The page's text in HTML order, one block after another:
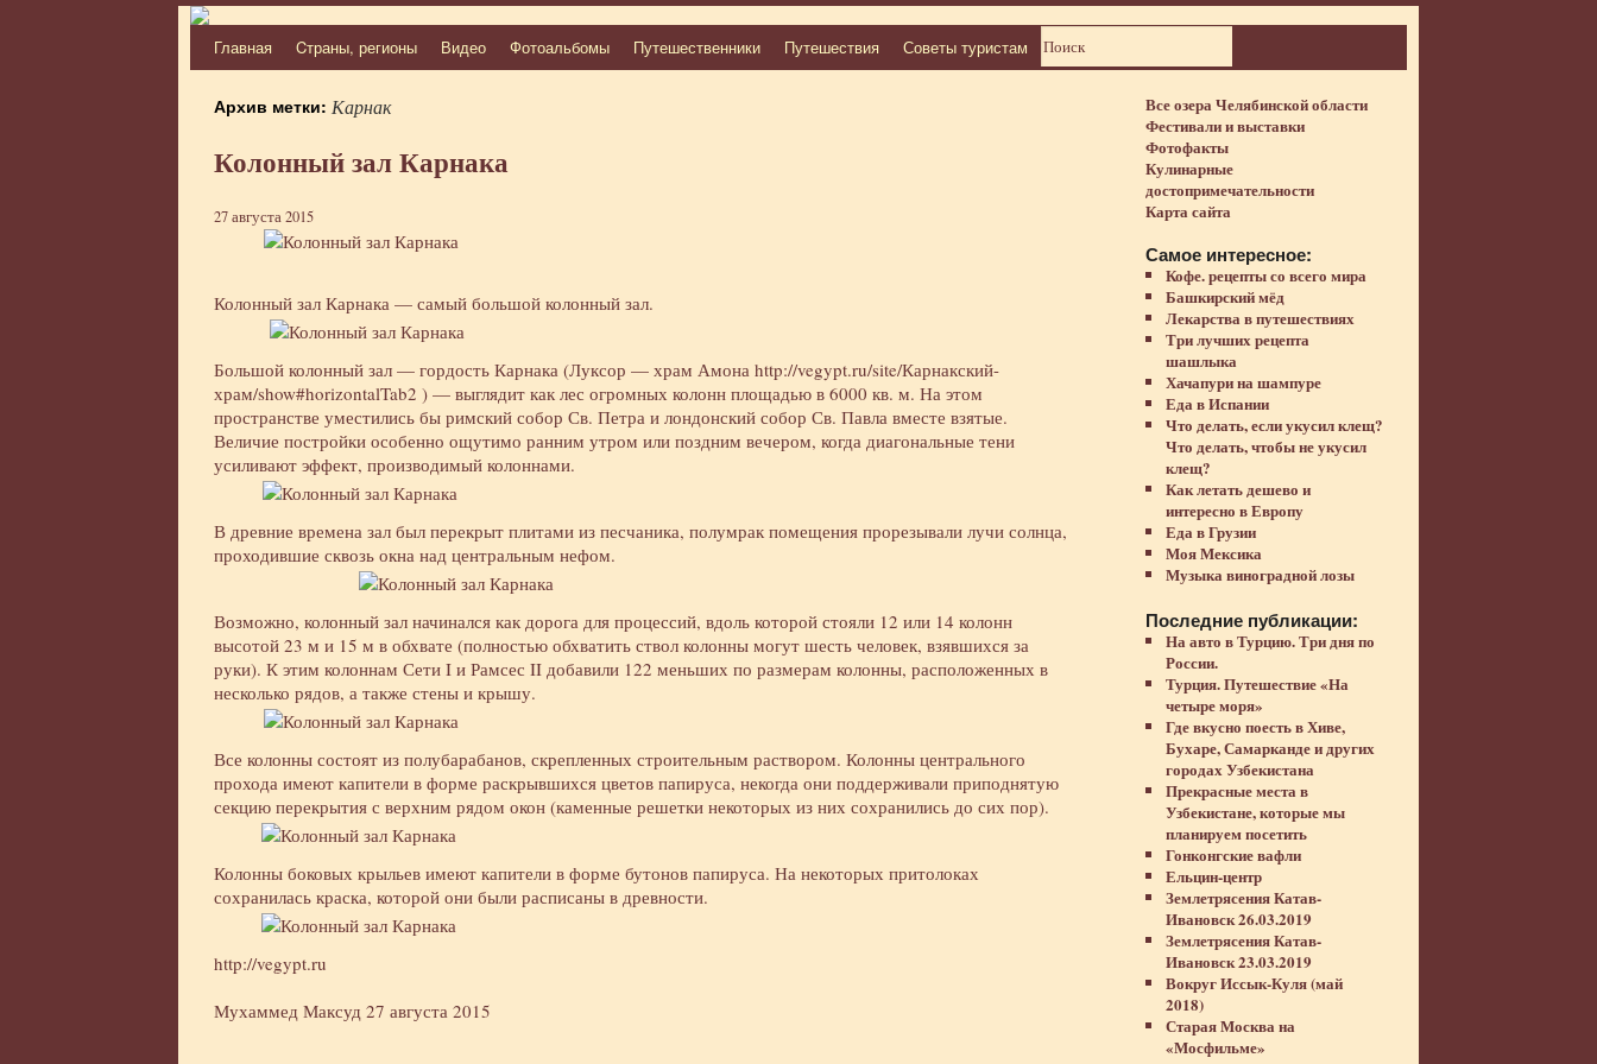
Перейти
Главная Cтраны, регионы Видео Фотоальбомы Путешественники Путешествия Советы туристам
Архив метки: Карнак
Колонный зал Карнака
27 августа 2015
Колонный зал Карнака — самый большой колонный зал.
Большой колонный зал — гордость Карнака (Луксор — храм Амона http://vegypt.ru/site/Карнакский-
храм/show#horizontalTab2 ) — выглядит как лес огромных колонн площадью в 6000 кв. м. На этом
пространстве уместились бы римский собор Св. Петра и лондонский собор Св. Павла вместе взятые.
Величие постройки особенно ощутимо ранним утром или поздним вечером, когда диагональные тени
усиливают эффект, производимый колоннами.
В древние времена зал был перекрыт плитами из песчаника, полумрак помещения прорезывали лучи солнца,
проходившие сквозь окна над центральным нефом.
Возможно, колонный зал начинался как дорога для процессий, вдоль которой стояли 12 или 14 колонн
высотой 23 м и 15 м в обхвате (полностью обхватить ствол колонны могут шесть человек, взявшихся за
руки). К этим колоннам Сети I и Рамсес II добавили 122 меньших по размерам колонны, расположенных в
несколько рядов, а также стены и крышу.
Все колонны состоят из полубарабанов, скрепленных строительным раствором. Колонны центрального
прохода имеют капители в форме раскрывшихся цветов папируса, некогда они поддерживали приподнятую
секцию перекрытия с верхним рядом окон (каменные решетки некоторых из них сохранились до сих пор).
Колонны боковых крыльев имеют капители в форме бутонов папируса. На некоторых притолоках
сохранилась краска, которой они были расписаны в древности.
http://vegypt.ru
Мухаммед Максуд 27 августа 2015
Все озера Челябинской области
Фестивали и выставки
Фотофакты
Кулинарные
достопримечательности
Карта сайта
Самое интересное:
Кофе. рецепты со всего мира
Башкирский мёд
Лекарства в путешествиях
Три лучших рецепта
шашлыка
Хачапури на шампуре
Еда в Испании
Что делать, если укусил клещ?
Что делать, чтобы не укусил
клещ?
Как летать дешево и
интересно в Европу
Еда в Грузии
Моя Мексика
Музыка виноградной лозы
Последние публикации:
На авто в Турцию. Три дня по
России.
Турция. Путешествие «На
четыре моря»
Где вкусно поесть в Хиве,
Бухаре, Самарканде и других
городах Узбекистана
Прекрасные места в
Узбекистане, которые мы
планируем посетить
Гонконгские вафли
Ельцин-центр
Землетрясения Катав-
Ивановск 26.03.2019
Землетрясения Катав-
Ивановск 23.03.2019
Вокруг Иссык-Куля (май
2018)
Старая Москва на
«Мосфильме»